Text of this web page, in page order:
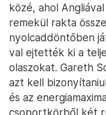
közé, ahol
remekül rakta
nyolcaddöntőben
val ejtették ki a
olaszokat. Gareth
azt kell
és az
csoportkörből két